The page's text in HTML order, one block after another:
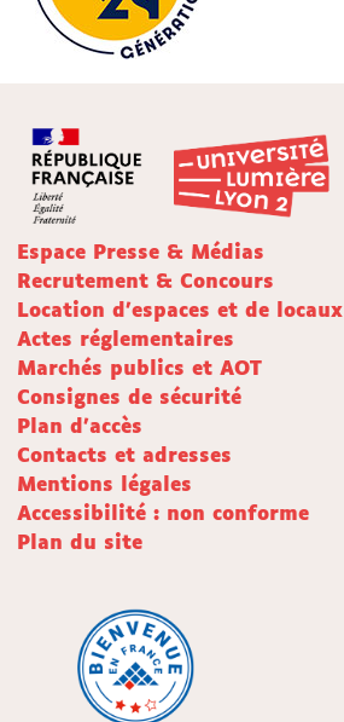
Espace Presse & Médias
Recrutement & Concours
Location d'espaces et de locaux
Actes réglementaires
Marchés publics et AOT
Consignes de sécurité
Plan d'accès
Contacts et adresses
Mentions légales
Accessibilité : non conforme
Plan du site